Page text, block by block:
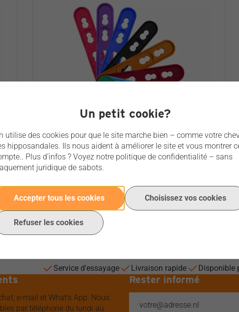
FLEX AHTI PASTERN STRAP
€ 6,95Prix par pièce
Service d'essayage Livraison rapide Disponible
e-mail et What's App. Nous
par téléphone du lundi au
Rester informé
Un petit cookie?
utilise des cookies pour que le site marche bien – comme votre
hipposandales. Ils nous aident à améliorer le site et vous montrer
Plus d’infos ? Voyez notre politique de confidentialité – sans
juridique de sabots.
Accepter tous les cookies Choisissez vos cookies
Refuser les cookies